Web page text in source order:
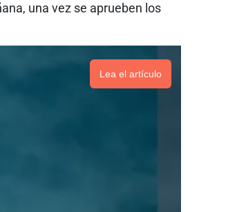
una vez se aprueben los
Lea el artículo